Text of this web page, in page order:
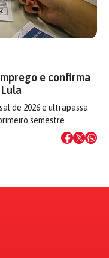
e confirma
de 2026 e ultrapassa
semestre